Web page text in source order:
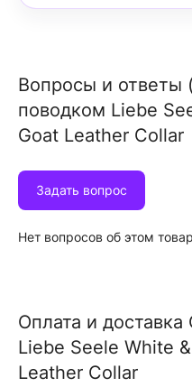
Вопросы и ответы
поводком Liebe
Goat Leather Collar
Задать вопрос
Нет вопросов об этом
Оплата и
Liebe Seele White
Leather Collar